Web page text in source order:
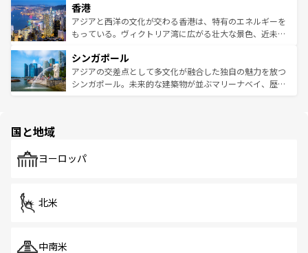
とつ。フォーやバインミー、ベトナムコーヒーなどは、ぜ
ひ現地で味わいたい。どの地域を訪れてもあたたかい人々
が旅行者を迎えてくれるので、きっと忘れられない旅にな
参照してほしい。
の活気が交差している。北部ではチェンマイなどの山岳地
帯で自然と触れ合い、南部ではプーケットやクラビの美し
いビーチでリゾート気分を楽しむことができる。タイ料理
激する。気候は一年中温暖で、どの季節にも異なる楽しみ
が待っている。親しみやすいタイの人々、仏教を中心とし
た文化、そして多様な観光資源が、訪れる旅人を魅了し続
香港
アジアと西洋の文化が交わる香港は、特有のエネルギーを
もっている。ヴィクトリア湾に広がる壮大な景色、近未来
み、どこを訪れても感動するはず。観光スポットが密集し
ており、効率よく見どころを回れるのも魅力。息をのむよ
うな絶景から文化的な体験まで、香港を存分に楽しみ尽く
シンガポール
アジアの交差点として多文化が融合した独自の魅力を放つ
シンガポール。未来的な建築物が並ぶマリーナベイ、歴史
で、ホーカーズは地元の風情を楽しめる外せないスポット
国と地域
ヨーロッパ
北米
中南米